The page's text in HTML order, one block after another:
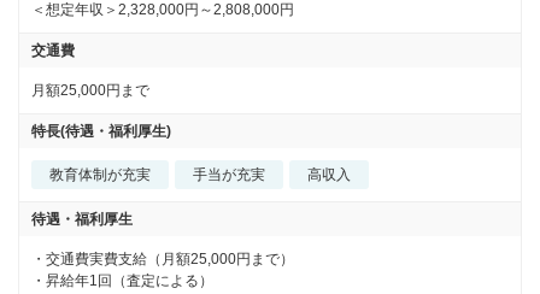
＜想定年収＞2,328,000円～2,808,000円
交通費
月額25,000円まで
特長(待遇・福利厚生)
教育体制が充実 手当が充実 高収入
待遇・福利厚生
・交通費実費支給（月額25,000円まで）
・昇給年1回（査定による）